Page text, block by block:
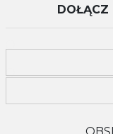
DOŁĄCZ